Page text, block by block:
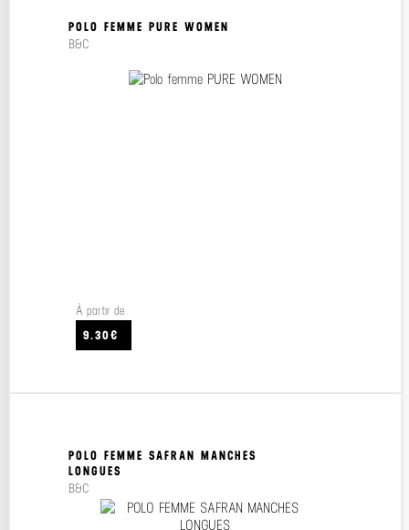
POLO FEMME PURE WOMEN
B&C
À partir de
9.30€
POLO FEMME SAFRAN MANCHES
LONGUES
B&C